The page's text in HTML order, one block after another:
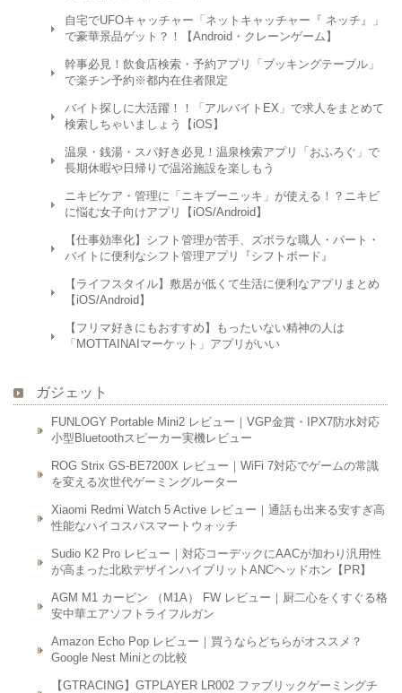
自宅でUFOキャッチャー「ネットキャッチャー『 ネッチ』」
で豪華景品ゲット？！【Android・クレーンゲーム】
幹事必見！飲食店検索・予約アプリ「ブッキングテーブル」
で楽チン予約※都内在住者限定
バイト探しに大活躍！！「アルバイトEX」で求人をまとめて
検索しちゃいましょう【iOS】
温泉・銭湯・スパ好き必見！温泉検索アプリ「おふろぐ」で
長期休暇や日帰りで温浴施設を楽しもう
ニキビケア・管理に「ニキブーニッキ」が使える！？ニキビ
に悩む女子向けアプリ【iOS/Android】
【仕事効率化】シフト管理が苦手、ズボラな職人・パート・
バイトに便利なシフト管理アプリ『シフトボード』
【ライフスタイル】敷居が低くて生活に便利なアプリまとめ
【iOS/Android】
【フリマ好きにもおすすめ】もったいない精神の人は
「MOTTAINAIマーケット」アプリがいい
ガジェット
FUNLOGY Portable Mini2 レビュー｜VGP金賞・IPX7防水対応
小型Bluetoothスピーカー実機レビュー
ROG Strix GS-BE7200X レビュー｜WiFi 7対応でゲームの常識
を変える次世代ゲーミングルーター
Xiaomi Redmi Watch 5 Active レビュー｜通話も出来る安すぎ高
性能なハイコスパスマートウォッチ
Sudio K2 Pro レビュー｜対応コーデックにAACが加わり汎用性
が高まった北欧デザインハイブリットANCヘッドホン【PR】
AGM M1 カービン （M1A） FW レビュー｜厨二心をくすぐる格
安中華エアソフトライフルガン
Amazon Echo Pop レビュー｜買うならどちらがオススメ？
Google Nest Miniとの比較
【GTRACING】GTPLAYER LR002 ファブリックゲーミングチ